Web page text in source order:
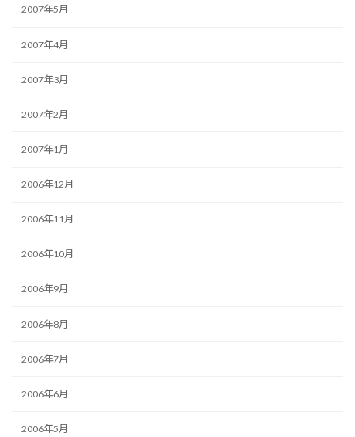
2007年5月
2007年4月
2007年3月
2007年2月
2007年1月
2006年12月
2006年11月
2006年10月
2006年9月
2006年8月
2006年7月
2006年6月
2006年5月